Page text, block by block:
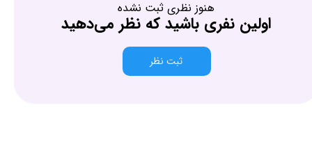
هنوز نظری ثبت نشده
اولین نفری باشید که نظر می‌دهید
ثبت نظر